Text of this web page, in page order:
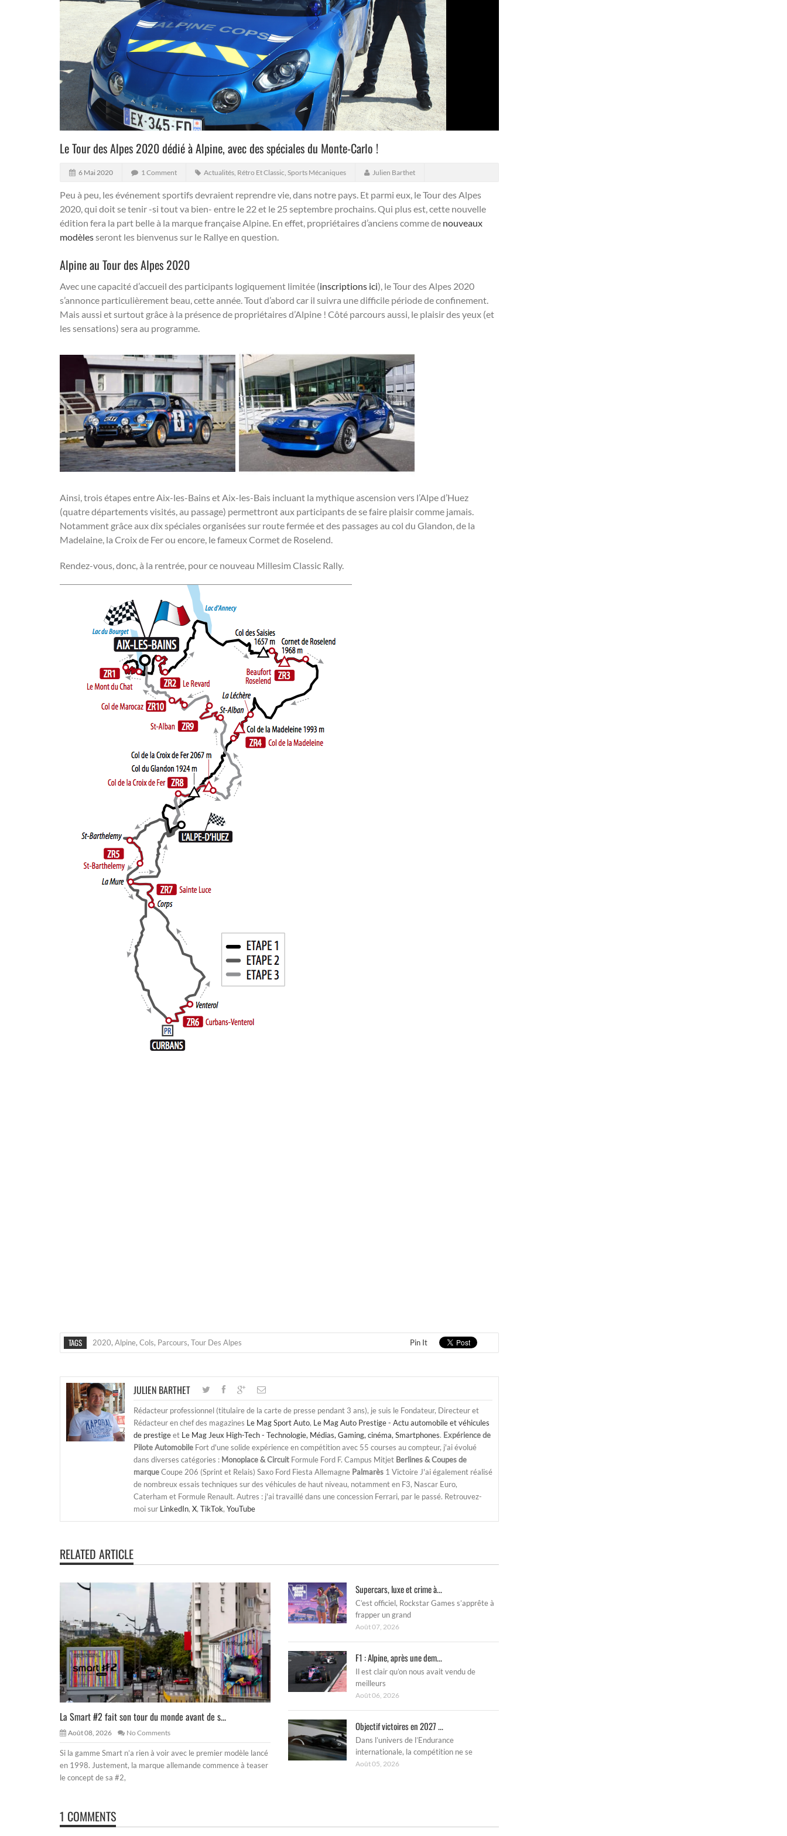
Le Tour des Alpes 2020 dédié à Alpine, avec des spéciales du Monte-Carlo !
6 Mai 2020 1 Comment Actualités, Rétro Et Classic, Sports Mécaniques Julien Barthet
Peu à peu, les événement sportifs devraient reprendre vie, dans notre pays. Et parmi eux, le Tour des Alpes
2020, qui doit se tenir -si tout va bien- entre le 22 et le 25 septembre prochains.Qui plus est, cette nouvelle
édition fera la part belle à la marque française Alpine. En effet, propriétaires d’anciens comme de nouveaux
modèlesseront les bienvenus sur le Rallye en question.
Alpine au Tour des Alpes 2020
Avec une capacité d’accueil des participants logiquement limitée (inscriptions ici), le Tour des Alpes 2020
s’annonce particulièrement beau, cette année. Tout d’abord car il suivra une difficile période de confinement.
Mais aussi et surtout grâce à la présence de propriétaires d’Alpine ! Côté parcours aussi, le plaisir des yeux (et
les sensations) sera au programme.
Ainsi, trois étapes entre Aix-les-Bains et Aix-les-Bais incluant la mythique ascension vers l’Alpe d’Huez
(quatre départements visités, au passage) permettront aux participants de se faire plaisir comme jamais.
Notamment grâce aux dix spéciales organisées sur route fermée et des passages au col du Glandon, de la
Madelaine, la Croix de Fer ou encore, le fameux Cormet de Roselend.
Rendez-vous, donc, à la rentrée, pour ce nouveau Millesim Classic Rally.
TAGS 2020, Alpine, Cols, Parcours, Tour Des Alpes Pin It
JULIEN BARTHET
Rédacteur professionnel (titulaire de la carte de presse pendant 3 ans), je suis le Fondateur, Directeur et
Rédacteur en chef des magazines Le Mag Sport Auto, Le Mag Auto Prestige - Actu automobile et véhicules
de prestigeet Le Mag Jeux High-Tech - Technologie, Médias, Gaming, cinéma, Smartphones. Expérience de
Pilote Automobile Fort d'une solide expérience en compétition avec 55 courses au compteur, j'ai évolué
dans diverses catégories : Monoplace & Circuit Formule Ford F. Campus Mitjet Berlines & Coupes de
marqueCoupe 206 (Sprint et Relais) Saxo Ford Fiesta Allemagne Palmarès 1 Victoire J'ai également réalisé
de nombreux essais techniques sur des véhicules de haut niveau, notamment en F3, Nascar Euro,
Caterham et Formule Renault. Autres : j'ai travaillé dans une concession Ferrari, par le passé. Retrouvez-
moi sur LinkedIn, X, TikTok, YouTube
RELATED ARTICLE
La Smart #2 fait son tour du monde avant de s...
Août 08, 2026 No Comments
Si la gamme Smart n’a rien à voir avec le premier modèle lancé
en 1998. Justement, la marque allemande commence à teaser
le concept de sa #2,
Supercars, luxe et crime à...
C’est officiel, Rockstar Games s’apprête à
frapper un grand
Août 07, 2026
F1 : Alpine, après une dem...
Il est clair qu’on nous avait vendu de
meilleurs
Août 06, 2026
Objectif victoires en 2027 ...
Dans l’univers de l’Endurance
internationale, la compétition ne se
Août 05, 2026
1 COMMENTS